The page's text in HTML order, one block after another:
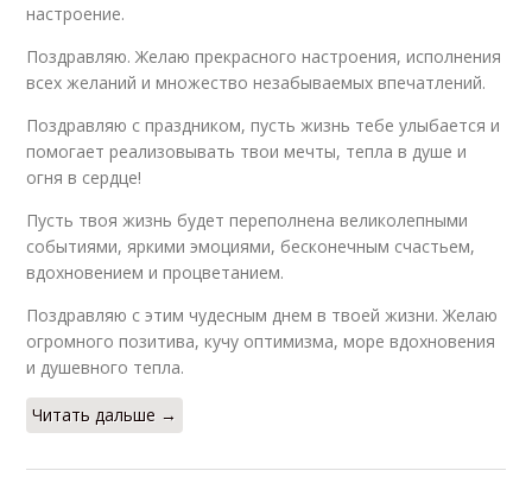
настроение.
Поздравляю. Желаю прекрасного настроения, исполнения
всех желаний и множество незабываемых впечатлений.
Поздравляю с праздником, пусть жизнь тебе улыбается и
помогает реализовывать твои мечты, тепла в душе и
огня в сердце!
Пусть твоя жизнь будет переполнена великолепными
событиями, яркими эмоциями, бесконечным счастьем,
вдохновением и процветанием.
Поздравляю с этим чудесным днем в твоей жизни. Желаю
огромного позитива, кучу оптимизма, море вдохновения
и душевного тепла.
Читать дальше →